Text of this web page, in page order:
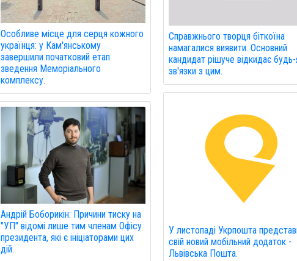
Особливе місце для серця кожного
українця: у Кам'янському
завершили початковий етап
зведення Меморіального
комплексу.
Андрій Боборикін: Причини тиску на
"УП" відомі лише тим членам Офісу
президента, які є ініціаторами цих
дій.
Справжнього творця біткоїна
намагалися виявити. Основний
кандидат рішуче відкидає будь-
зв'язки з цим.
У листопаді Укрпошта
свій новий мобільний додаток -
Львівська Пошта.